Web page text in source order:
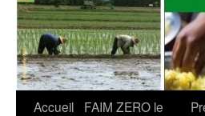
Accueil
FAIM ZERO le